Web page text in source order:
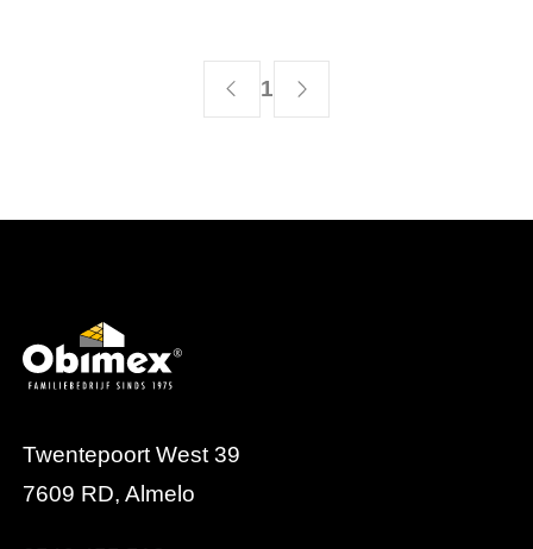
Toon 0 resultaat
1
Twentepoort West 39
7609 RD, Almelo